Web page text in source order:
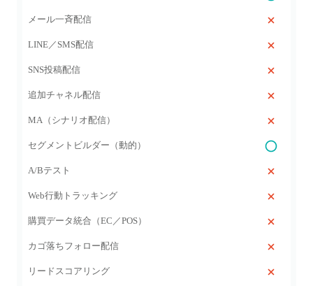
メール一斉配信
LINE／SMS配信
SNS投稿配信
追加チャネル配信
MA（シナリオ配信）
セグメントビルダー（動的）
A/Bテスト
Web行動トラッキング
購買データ統合（EC／POS）
カゴ落ちフォロー配信
リードスコアリング